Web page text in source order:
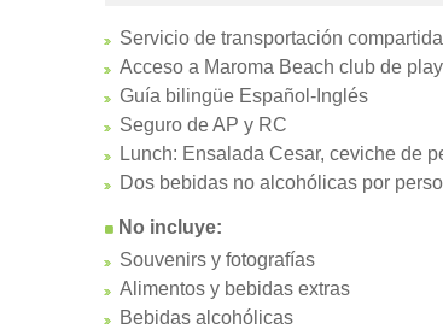
Servicio de transportación
Acceso a Maroma Beach club de
Guía bilingüe Español-Inglés
Seguro de AP y RC
Lunch: Ensalada Cesar, ceviche de
Dos bebidas no alcohólicas por
No incluye:
Souvenirs y fotografías
Alimentos y bebidas extras
Bebidas alcohólicas